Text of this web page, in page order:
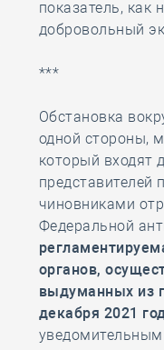
показатель, как
добровольный
***
Обстановка
одной стороны,
который входят
представителей
чиновниками
Федеральной
органов,
выдуманных из
декабря 2021